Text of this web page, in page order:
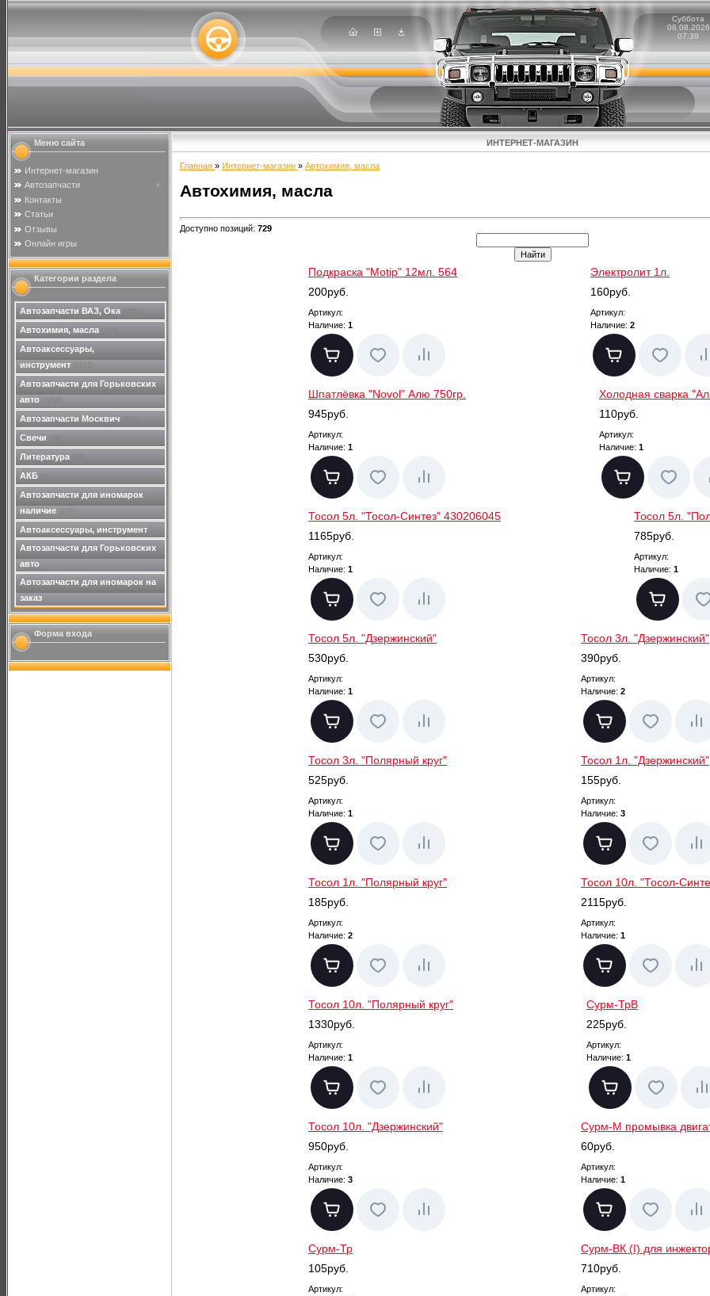
Суббота
08.08.2026
07:39
Меню сайта
Интернет-магазин
Автозапчасти
Контакты
Статьи
Отзывы
Онлайн игры
Категории раздела
Автозапчасти ВАЗ, Ока
Автохимия, масла
Автоаксессуары,
инструмент
Автозапчасти для Горьковских
авто
Автозапчасти Москвич
Свечи
Литература
АКБ
Автозапчасти для иномарок
наличие
Автоаксессуары, инструмент
Автозапчасти для Горьковских
авто
Автозапчасти для иномарок на
заказ
Форма входа
ИНТЕРНЕТ-МАГАЗИН
Главная » Интернет-магазин » Автохимия, масла
Автохимия, масла
Доступно позиций: 729
Подкраска "Motip" 12мл. 564
200руб.
Артикул:
Наличие: 1
Электролит 1л.
160руб.
Артикул:
Наличие: 2
Шпатлёвка "Novol" Алю 750гр.
945руб.
Артикул:
Наличие: 1
Холодная сварка
110руб.
Артикул:
Наличие: 1
Тосол 5л. "Тосол-Синтез" 430206045
1165руб.
Артикул:
Наличие: 1
Тосол 5л.
785руб.
Артикул:
Наличие: 1
Тосол 5л. "Дзержинский"
530руб.
Артикул:
Наличие: 1
Тосол 3л. "Дзержинский"
390руб.
Артикул:
Наличие: 2
Тосол 3л. "Полярный круг"
525руб.
Артикул:
Наличие: 1
Тосол 1л. "Дзержинский"
155руб.
Артикул:
Наличие: 3
Тосол 1л. "Полярный круг"
185руб.
Артикул:
Наличие: 2
Тосол 10л. "Тосол-
2115руб.
Артикул:
Наличие: 1
Тосол 10л. "Полярный круг"
1330руб.
Артикул:
Наличие: 1
Сурм-ТрВ
225руб.
Артикул:
Наличие: 1
Тосол 10л. "Дзержинский"
950руб.
Артикул:
Наличие: 3
Сурм-М промывка
60руб.
Артикул:
Наличие: 1
Сурм-Тр
105руб.
Артикул:
Сурм-ВК (I) для
710руб.
Артикул: